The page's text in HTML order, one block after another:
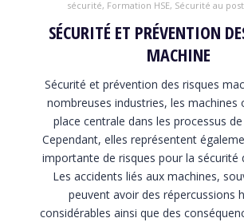
sécurité, Formation HSE, Sécurité au
SÉCURITÉ ET PRÉVENTION
MACHINE
Sécurité et prévention des risques
nombreuses industries, les machines
place centrale dans les processus
Cependant, elles représentent
importante de risques pour la sécurité
Les accidents liés aux machines,
peuvent avoir des répercussions
considérables ainsi que des